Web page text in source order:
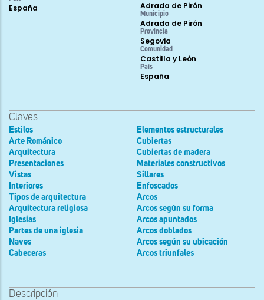
España Adrada de Pirón
Municipio
Adrada de Pirón
Provincia
Segovia
Comunidad
Castilla y León
País
España
Claves
Estilos
Arte Románico
Arquitectura
Presentaciones
Vistas
Interiores
Tipos de arquitectura
Arquitectura religiosa
Iglesias
Partes de una iglesia
Naves
Cabeceras
Elementos estructurales
Cubiertas
Cubiertas de madera
Materiales constructivos
Sillares
Enfoscados
Arcos
Arcos según su forma
Arcos apuntados
Arcos doblados
Arcos según su ubicación
Arcos triunfales
Descripción